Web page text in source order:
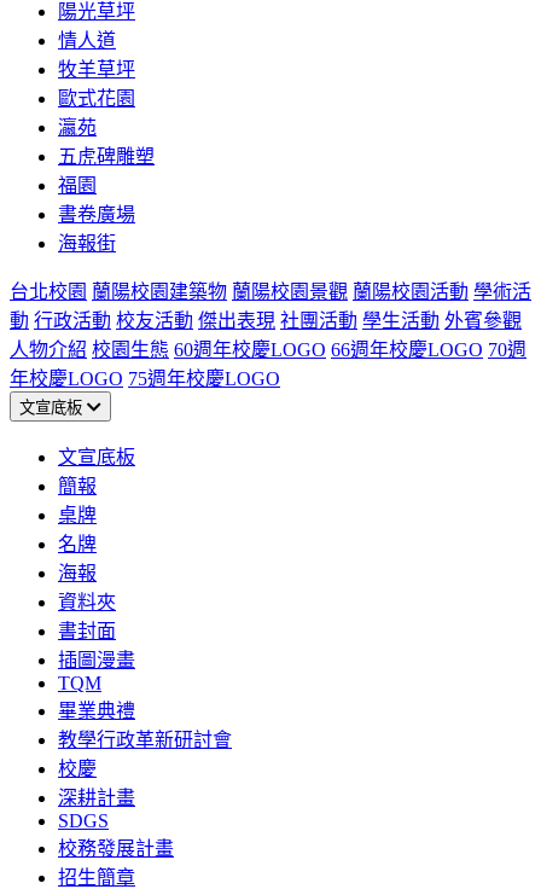
陽光草坪
情人道
牧羊草坪
歐式花園
瀛苑
五虎碑雕塑
福園
書卷廣場
海報街
台北校園 蘭陽校園建築物 蘭陽校園景觀 蘭陽校園活動 學術活
動 行政活動 校友活動 傑出表現 社團活動 學生活動 外賓參觀
人物介紹 校園生態 60週年校慶LOGO 66週年校慶LOGO 70週
年校慶LOGO 75週年校慶LOGO
文宣底板
文宣底板
簡報
桌牌
名牌
海報
資料夾
書封面
插圖漫畫
TQM
畢業典禮
教學行政革新研討會
校慶
深耕計畫
SDGS
校務發展計畫
招生簡章